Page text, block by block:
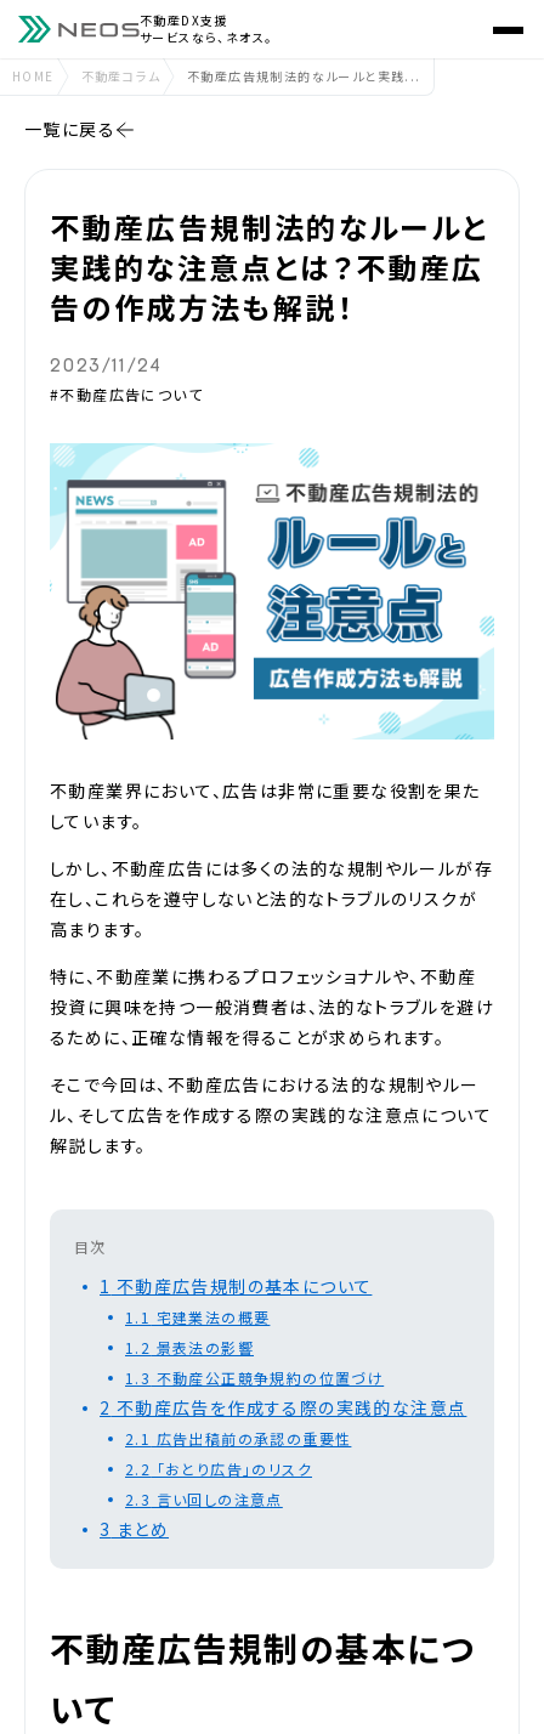
不動産DX支援
サービスなら、ネオス。
HOME 不動産コラム 不動産広告規制法的なルールと実践...
一覧に戻る
不動産広告規制法的なルールと
実践的な注意点とは？不動産広
告の作成方法も解説！
2023/11/24
#不動産広告について
不動産業界において、広告は非常に重要な役割を果た
しています。
しかし、不動産広告には多くの法的な規制やルールが存
在し、これらを遵守しないと法的なトラブルのリスクが
高まります。
特に、不動産業に携わるプロフェッショナルや、不動産
投資に興味を持つ一般消費者は、法的なトラブルを避け
るために、正確な情報を得ることが求められます。
そこで今回は、不動産広告における法的な規制やルー
ル、そして広告を作成する際の実践的な注意点について
解説します。
目次
1 不動産広告規制の基本について
1.1 宅建業法の概要
1.2 景表法の影響
1.3 不動産公正競争規約の位置づけ
2 不動産広告を作成する際の実践的な注意点
2.1 広告出稿前の承認の重要性
2.2 「おとり広告」のリスク
2.3 言い回しの注意点
3 まとめ
不動産広告規制の基本につ
いて